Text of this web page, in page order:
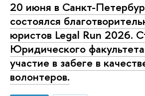
20 июня в Санкт-
состоялся
юристов Legal Run 2026.
Юридического
участие в забеге в
волонтеров.